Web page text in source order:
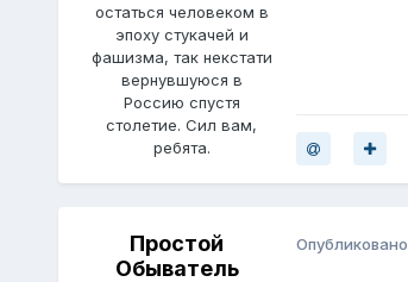
остаться человеком в
эпоху стукачей и
фашизма, так некстати
вернувшуюся в
Россию спустя
столетие. Сил вам,
ребята.
Простой
Обыватель
Опубликовано